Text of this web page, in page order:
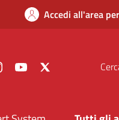
Accedi all'area
InstagramYouTube